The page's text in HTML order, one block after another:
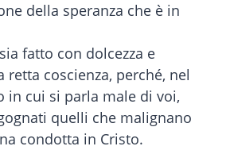
della speranza che è in
fatto con dolcezza e
retta coscienza, perché, nel
in cui si parla male di voi,
quelli che malignano
condotta in Cristo.